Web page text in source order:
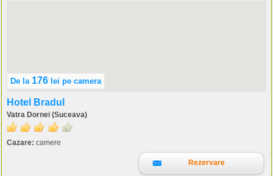
De la 176 lei pe camera
Hotel Bradul
Vatra Dornei (Suceava)
Cazare: camere
Rezervare